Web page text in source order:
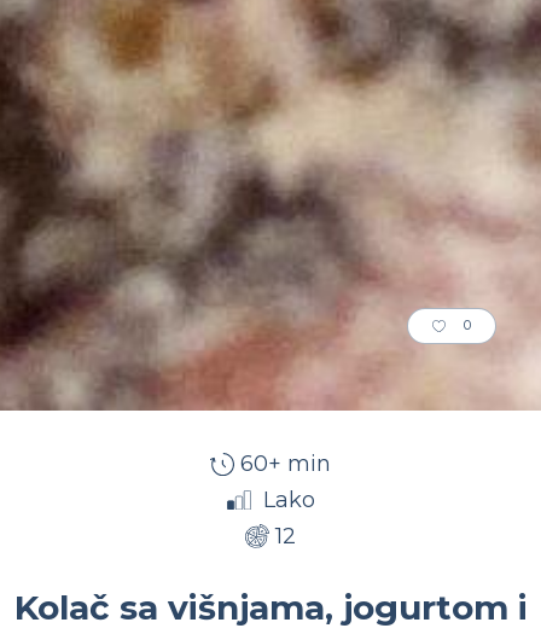
0
60+ min
Lako
12
Kolač sa višnjama, jogurtom i